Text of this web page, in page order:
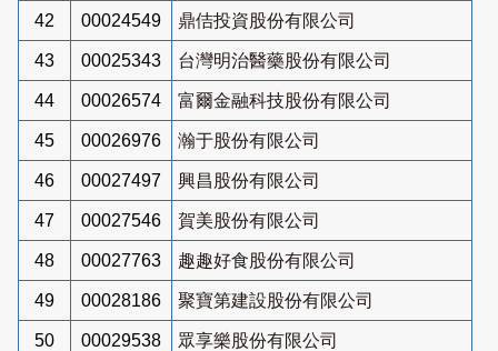
42 00024549 鼎佶投資股份有限公司
43 00025343 台灣明治醫藥股份有限公司
44 00026574 富爾金融科技股份有限公司
45 00026976 瀚于股份有限公司
46 00027497 興昌股份有限公司
47 00027546 賀美股份有限公司
48 00027763 趣趣好食股份有限公司
49 00028186 聚寶第建設股份有限公司
50 00029538
眾享樂股份有限公司